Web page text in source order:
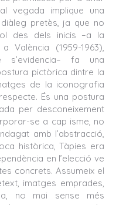
vegada implique una
pretès, ja que no
des dels inicis –a la
València (1959-1963),
fa una
pictòrica dintre la
de la iconografia
És una postura
per desconeixement
se a cap isme, no
amb l’abstracció,
històrica, Tàpies era
en l’elecció ve
concrets. Assumeix el
imatges emprades,
no mai sense més